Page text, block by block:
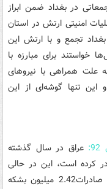
در بغداد ضمن ابراز
امنیتی ارتش در استان
بغداد تجمع و با ارتش این
خواستند برای مبارزه با
علت همراهی با نیروهای
این تنها گوشه‌ای از این
عراق در سال گذشته
صادر کرده است، این در حالی
است که در سال 2012 این کشور موفق به صادرات2.42 میلیون بشکه